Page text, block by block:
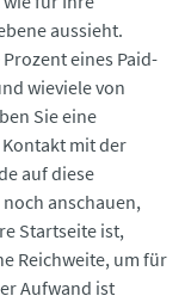
aussieht.
eines Paid-
wieviele von
Sie eine
mit der
auf diese
anschauen,
Startseite ist,
Reichweite, um für
Aufwand ist